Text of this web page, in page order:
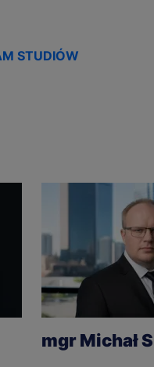
system
STUDIÓW
mgr Michał